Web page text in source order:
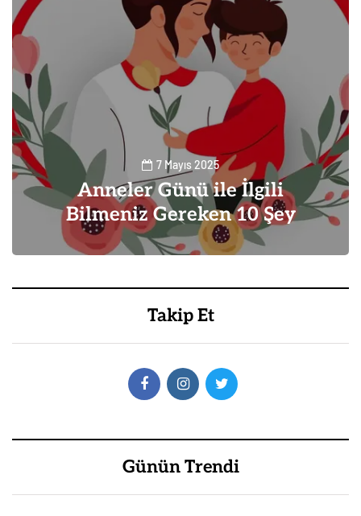
7 Mayıs 2025
Anneler Günü ile İlgili
Bilmeniz Gereken 10 Şey
0
Takip Et
Günün Trendi